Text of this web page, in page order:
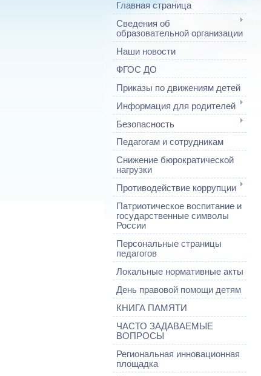
Главная страница
Сведения об
образовательной организации
Наши новости
ФГОС ДО
Приказы по движениям детей
Информация для родителей
Безопасность
Педагогам и сотрудникам
Снижение бюрократической
нагрузки
Противодействие коррупции
Патриотическое воспитание и
государственные символы
России
Персональные страницы
педагогов
Локальные нормативные акты
День правовой помощи детям
КНИГА ПАМЯТИ
ЧАСТО ЗАДАВАЕМЫЕ
ВОПРОСЫ
Региональная инновационная
площадка